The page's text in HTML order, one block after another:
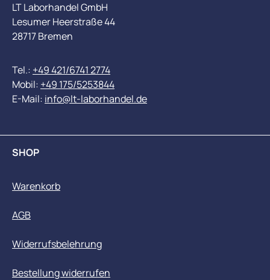
LT Laborhandel GmbH
Lesumer Heerstraße 44
28717 Bremen
Tel.: +49 421/6741 2774
Mobil: +49 175/5253844
E-Mail: info@lt-laborhandel.de
SHOP
Warenkorb
AGB
Widerrufsbelehrung
Bestellung widerrufen